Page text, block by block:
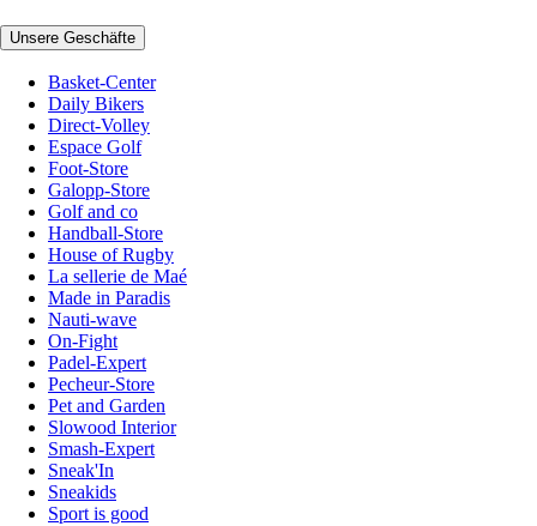
Unsere Geschäfte
Basket-Center
Daily Bikers
Direct-Volley
Espace Golf
Foot-Store
Galopp-Store
Golf and co
Handball-Store
House of Rugby
La sellerie de Maé
Made in Paradis
Nauti-wave
On-Fight
Padel-Expert
Pecheur-Store
Pet and Garden
Slowood Interior
Smash-Expert
Sneak'In
Sneakids
Sport is good